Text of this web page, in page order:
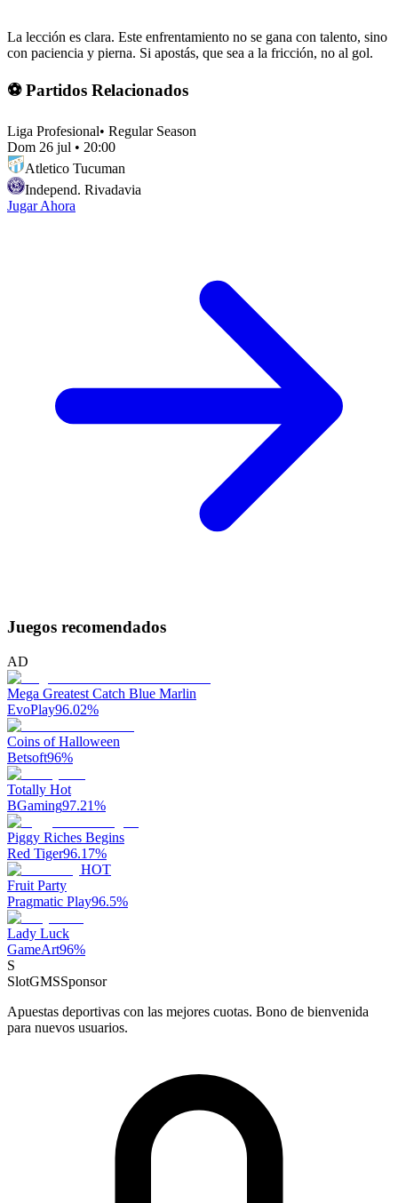
La lección es clara. Este enfrentamiento no se gana con talento, sino
con paciencia y pierna. Si apostás, que sea a la fricción, no al gol.
⚽ Partidos Relacionados
Liga Profesional• Regular Season
Dom 26 jul • 20:00
Atletico Tucuman
Independ. Rivadavia
Jugar Ahora
Juegos recomendados
AD
Mega Greatest Catch Blue Marlin
EvoPlay96.02%
Coins of Halloween
Betsoft96%
Totally Hot
BGaming97.21%
Piggy Riches Begins
Red Tiger96.17%
HOT
Fruit Party
Pragmatic Play96.5%
Lady Luck
GameArt96%
S
SlotGMSSponsor
Apuestas deportivas con las mejores cuotas. Bono de bienvenida
para nuevos usuarios.